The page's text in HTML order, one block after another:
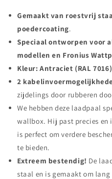
Gemaakt van roestvrij
poedercoating.
Speciaal ontworpen voor
modellen en Fronius
Kleur: Antraciet (RAL 7016)
2
zijdelings door rubberen
We hebben deze laadpaal
wallbox. Hij past precies en
is perfect om verdere
te bieden.
Extreem bestendig! De
staal en is gemaakt om